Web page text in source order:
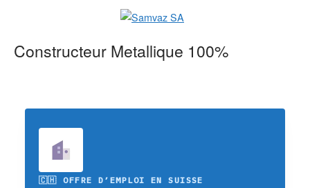
Constructeur Metallique 100%
🇨🇭 OFFRE D’EMPLOI EN SUISSE